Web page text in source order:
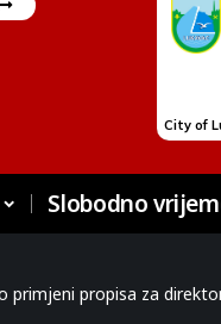
Slobodno
primjeni propisa za